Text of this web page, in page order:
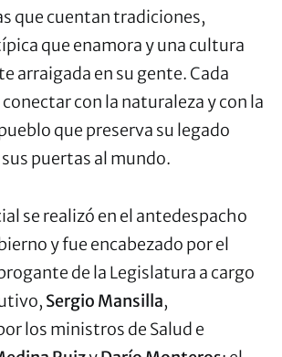
que cuentan tradiciones,
que enamora y una cultura
arraigada en su gente. Cada
con la naturaleza y con la
que preserva su legado
puertas al mundo.
se realizó en el antedespacho
y fue encabezado por el
de la Legislatura a cargo
Sergio Mansilla,
los ministros de Salud e